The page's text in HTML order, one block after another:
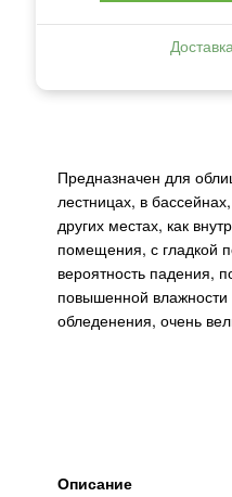
Предназначен для
лестницах, в
других местах, как
помещения, с гладкой
вероятность падения,
повышенной влажности
обледенения, очень
Описание